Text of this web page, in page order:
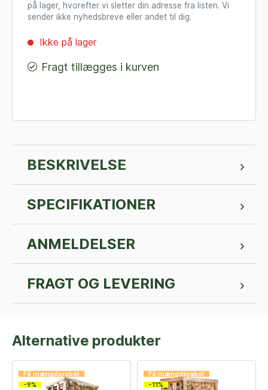
på lager, hvorefter vi sletter din adresse fra listen. Vi
sender ikke nyhedsbreve eller andet til dig.
Ikke på lager
Fragt tillægges i kurven
BESKRIVELSE
SPECIFIKATIONER
ANMELDELSER
FRAGT OG LEVERING
Alternative produkter
Få mængderabat
-9%
Få mængderabat
-11%